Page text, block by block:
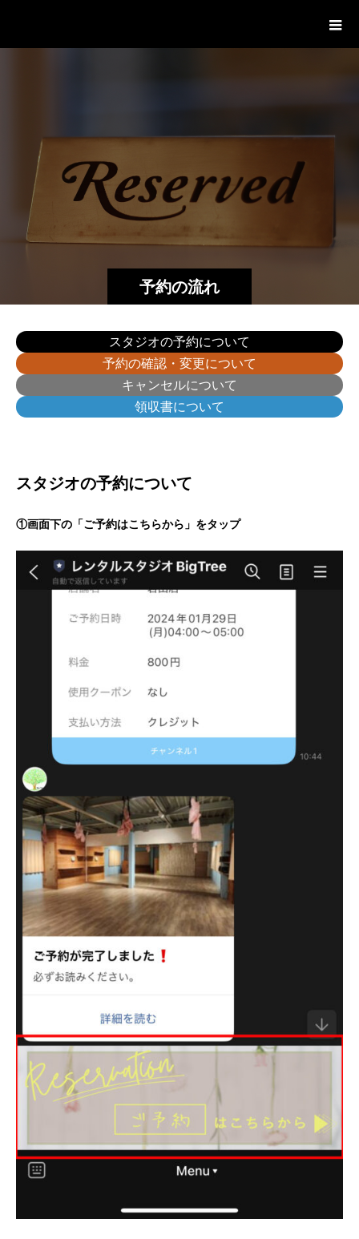
予約の流れ
スタジオの予約について
予約の確認・変更について
キャンセルについて
領収書について
スタジオの予約について
①画面下の「ご予約はこちらから」をタップ